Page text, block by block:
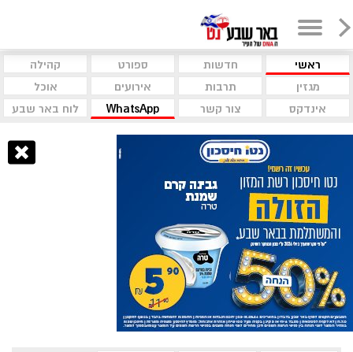
ראשי חדשות ספורט
קהילה
מגזין
תרבות אירועים
אוכל
אינדקס
צור קשר WhatsApp לוח באר שבע